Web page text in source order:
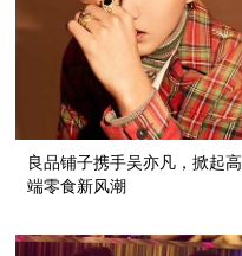
良品铺子携手吴亦凡，掀起高
端零食新风潮